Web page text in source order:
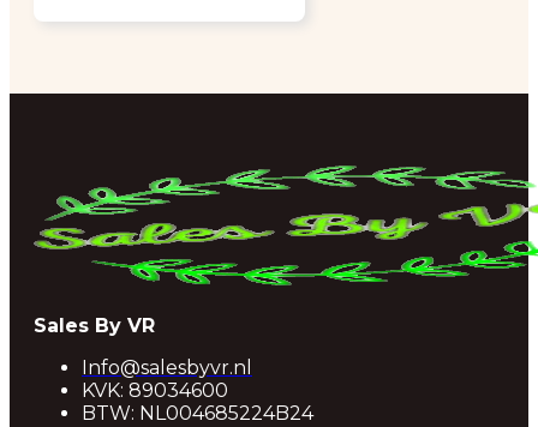
Sales By VR
Info@salesbyvr.nl
KVK: 89034600
BTW: NL004685224B24